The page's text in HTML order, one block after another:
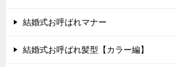
結婚式お呼ばれマナー
結婚式お呼ばれ髪型【カラー編】